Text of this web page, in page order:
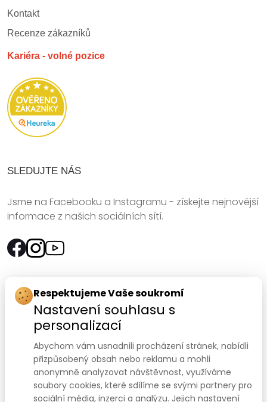
Kontakt
Recenze zákazníků
Kariéra - volné pozice
SLEDUJTE NÁS
Jsme na Facebooku a Instagramu - získejte nejnovější
informace z našich sociálních sítí.
Rychlý kontakt:
SANOMED, spol. s r.o.
Palackého třída 240/75
612 00 Brno-Královo Pole
Prodejna:+420 541 422 911,+420 541 422 912
e-mail:prodejna@sanomed.cz
Respektujeme Vaše soukromí
Nastavení souhlasu s
personalizací
Abychom vám usnadnili procházení stránek, nabídli
přizpůsobený obsah nebo reklamu a mohli
anonymně analyzovat návštěvnost, využíváme
soubory cookies, které sdílíme se svými partnery pro
sociální média, inzerci a analýzu. Jejich nastavení